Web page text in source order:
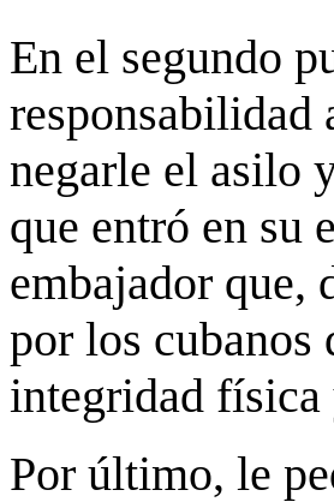
En el segundo
responsabilidad
negarle el asilo
que entró en su
embajador que,
por los cubanos
integridad física
Por último, le